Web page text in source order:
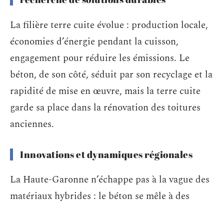
La filière terre cuite évolue : production locale,
économies d’énergie pendant la cuisson,
engagement pour réduire les émissions. Le
béton, de son côté, séduit par son recyclage et la
rapidité de mise en œuvre, mais la terre cuite
garde sa place dans la rénovation des toitures
anciennes.
Innovations et dynamiques régionales
La Haute-Garonne n’échappe pas à la vague des
matériaux hybrides : le béton se mêle à des